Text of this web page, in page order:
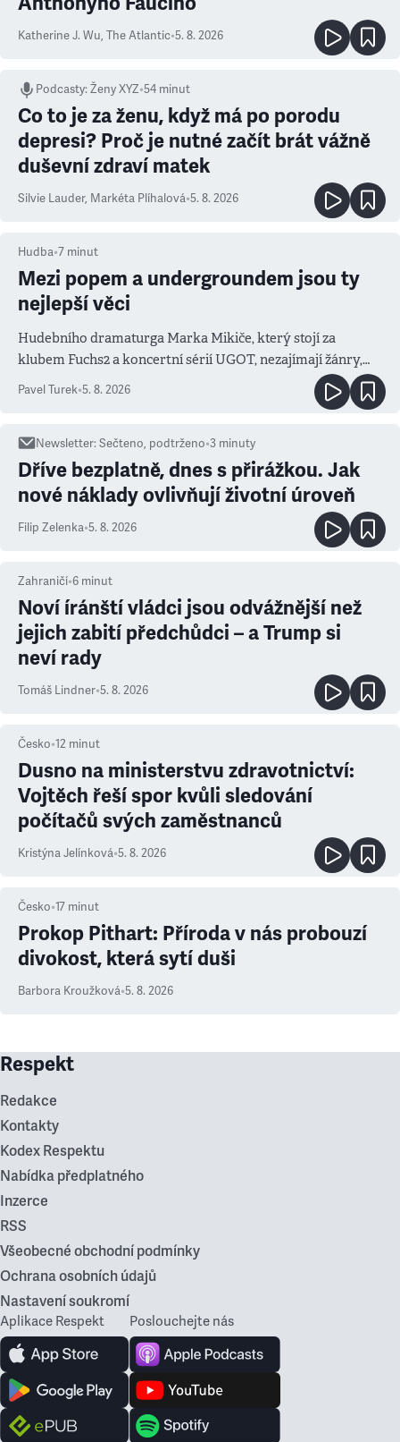
Katherine J. Wu, The Atlantic•5. 8. 2026
Podcasty:Ženy XYZ•54 minut
Co to je za ženu, když má po porodu
depresi? Proč je nutné začít brát vážně
duševní zdraví matek
Silvie Lauder, Markéta Plíhalová•5. 8. 2026
Hudba•7 minut
Mezi popem a undergroundem jsou ty
nejlepší věci
Hudebního dramaturga Marka Mikiče, který stojí za
klubem Fuchs2 a koncertní sérií UGOT, nezajímají žánry,
ale atmosféra
Pavel Turek•5. 8. 2026
Newsletter:Sečteno, podtrženo•3 minuty
Dříve bezplatně, dnes s přirážkou. Jak
nové náklady ovlivňují životní úroveň
Filip Zelenka•5. 8. 2026
Zahraničí•6 minut
Noví íránští vládci jsou odvážnější než
jejich zabití předchůdci – a Trump si
neví rady
Tomáš Lindner•5. 8. 2026
Česko•12 minut
Dusno na ministerstvu zdravotnictví:
Vojtěch řeší spor kvůli sledování
počítačů svých zaměstnanců
Kristýna Jelínková•5. 8. 2026
Česko•17 minut
Prokop Pithart: Příroda v nás probouzí
divokost, která sytí duši
Barbora Kroužková•5. 8. 2026
Respekt
Redakce
Kontakty
Kodex Respektu
Nabídka předplatného
Inzerce
RSS
Všeobecné obchodní podmínky
Ochrana osobních údajů
Nastavení soukromí
Aplikace Respekt Poslouchejte nás